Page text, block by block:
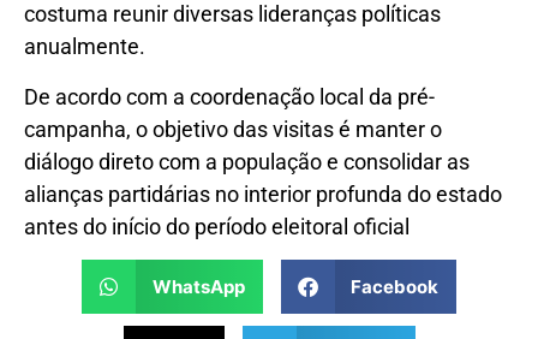
costuma reunir diversas lideranças políticas
anualmente.
De acordo com a coordenação local da pré-
campanha, o objetivo das visitas é manter o
diálogo direto com a população e consolidar as
alianças partidárias no interior profunda do estado
antes do início do período eleitoral oficial
WhatsApp Facebook